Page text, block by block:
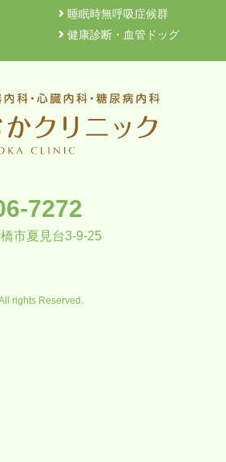
睡眠時無呼吸症候群
健康診断・血管ドッグ
7272
市夏見台3-9-25
rights Reserved.